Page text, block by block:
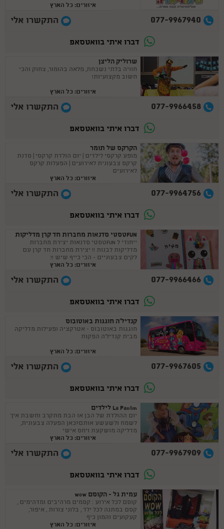
איזורים: כל הארץ
077-9967940 התקשרו אלי
דברו איתי בוואטסאפ
שרוליק הליצן
חוויה בלתי נשכחת, מלאה בהומור, צחוק והכי
חשוב מקצועיות!
איזורים: כל הארץ
077-9966458 התקשרו אלי
דברו איתי בוואטסאפ
הקרקס של תומר
מופע קרקסי לילדים | יום הולדת קרקסי | סדנת
קרקס צבעונית לאירועים | הפעלות קרקס
לאירועים
איזורים: כל הארץ
077-9964756 התקשרו אלי
דברו איתי בוואטסאפ
FUNטסטי סדנאות מחברות חד קרן מדליקות
ייחודי ל FUNטסטי סדנאות יצירת מחברות
מדליקות לבנות !! יצירת מחברות חד קרן עם
לקים צבעוניים - הכי כייף שיש !!
איזורים: כל הארץ
077-9966466 התקשרו אלי
דברו איתי בוואטסאפ
קנדיל'ה חוגגות באוטובוס
חוגגות באוטובוס - אטרקציה ופעילות מדליקה
מבית קנדיל'ה הפקות
איזורים: כל הארץ
077-9967605 התקשרו אלי
דברו איתי בוואטסאפ
La Panim לילדים
יום ההולדת של הבן או הבת מתקרב וחשבת איך
לשמח ולשעשע אותם?כאן הפעלה צבעונית,
מדליקה מושקעת ויחס אישי
איזורים: כל הארץ
077-9967909 התקשרו אלי
דברו איתי בוואטסאפ
עמית גל - הקוסם wow
קוסם לכל אירוע : קסמים מרהיבים ומדהימים ,
קסם במתנה לכל ילד , בלוני צורות , איפור,
קעקועים והמון כיף
איזורים: כל הארץ